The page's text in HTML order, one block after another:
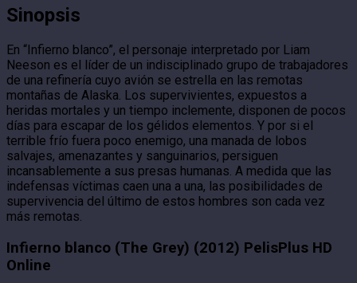
Sinopsis
En “Infierno blanco”, el personaje interpretado por Liam
Neeson es el líder de un indisciplinado grupo de trabajadores
de una refinería cuyo avión se estrella en las remotas
montañas de Alaska. Los supervivientes, expuestos a
heridas mortales y un tiempo inclemente, disponen de pocos
días para escapar de los gélidos elementos. Y por si el
terrible frío fuera poco enemigo, una manada de lobos
salvajes, amenazantes y sanguinarios, persiguen
incansablemente a sus presas humanas. A medida que las
indefensas víctimas caen una a una, las posibilidades de
supervivencia del último de estos hombres son cada vez
más remotas.
Infierno blanco (The Grey) (2012) PelisPlus HD
Online